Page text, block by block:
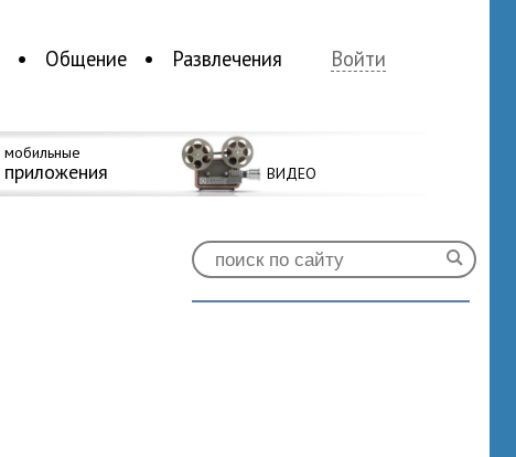
Общение Развлечения Войти
мобильные
приложения ВИДЕО